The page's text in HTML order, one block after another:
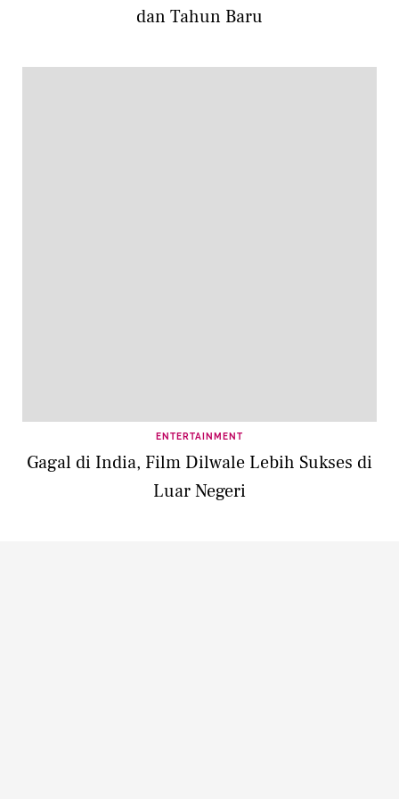
dan Tahun Baru
ENTERTAINMENT
Gagal di India, Film Dilwale Lebih Sukses di
Luar Negeri